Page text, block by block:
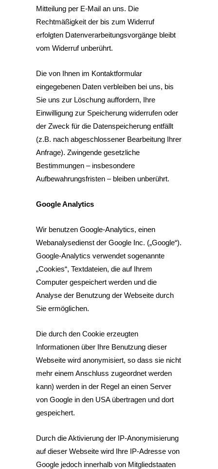
Mitteilung per E-Mail an uns. Die
Rechtmäßigkeit der bis zum Widerruf
erfolgten Datenverarbeitungsvorgänge bleibt
vom Widerruf unberührt.
Die von Ihnen im Kontaktformular
eingegebenen Daten verbleiben bei uns, bis
Sie uns zur Löschung auffordern, Ihre
Einwilligung zur Speicherung widerrufen oder
der Zweck für die Datenspeicherung entfällt
(z.B. nach abgeschlossener Bearbeitung Ihrer
Anfrage). Zwingende gesetzliche
Bestimmungen – insbesondere
Aufbewahrungsfristen – bleiben unberührt.
Google Analytics
Wir benutzen Google-Analytics, einen
Webanalysedienst der Google Inc. („Google“).
Google-Analytics verwendet sogenannte
„Cookies“, Textdateien, die auf Ihrem
Computer gespeichert werden und die
Analyse der Benutzung der Webseite durch
Sie ermöglichen.
Die durch den Cookie erzeugten
Informationen über Ihre Benutzung dieser
Webseite wird anonymisiert, so dass sie nicht
mehr einem Anschluss zugeordnet werden
kann) werden in der Regel an einen Server
von Google in den USA übertragen und dort
gespeichert.
Durch die Aktivierung der IP-Anonymisierung
auf dieser Webseite wird Ihre IP-Adresse von
Google jedoch innerhalb von Mitgliedstaaten